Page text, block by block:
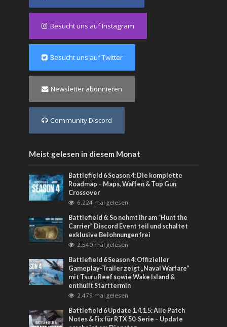
Besucht uns auf Instagram
Besucht uns auf Twitter
Newsletter abonnieren
Community Discord
Meist gelesen in diesem Monat
Battlefield 6 Season 4: Die komplette
Roadmap – Maps, Waffen & Top Gun
Crossover
6.224 mal gelesen
Battlefield 6: So nehmt ihr am “Hunt the
Carrier” Discord Event teil und schaltet
exklusive Belohnungen frei
2.540 mal gelesen
Battlefield 6 Season 4: Offizieller
Gameplay-Trailer zeigt „Naval Warfare“
mit Tsuru Reef sowie Wake Island &
enthüllt Starttermin
2.479 mal gelesen
Battlefield 6 Update 1.4.1.5: Alle Patch
Notes & Fix für RTX 50-Serie – Update